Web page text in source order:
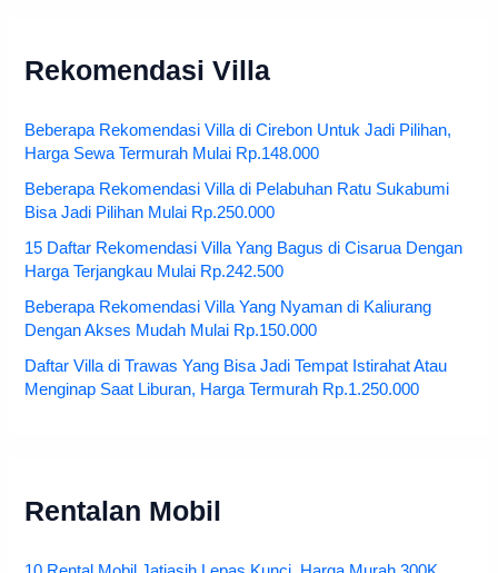
Rekomendasi Villa
Beberapa Rekomendasi Villa di Cirebon Untuk Jadi Pilihan,
Harga Sewa Termurah Mulai Rp.148.000
Beberapa Rekomendasi Villa di Pelabuhan Ratu Sukabumi
Bisa Jadi Pilihan Mulai Rp.250.000
15 Daftar Rekomendasi Villa Yang Bagus di Cisarua Dengan
Harga Terjangkau Mulai Rp.242.500
Beberapa Rekomendasi Villa Yang Nyaman di Kaliurang
Dengan Akses Mudah Mulai Rp.150.000
Daftar Villa di Trawas Yang Bisa Jadi Tempat Istirahat Atau
Menginap Saat Liburan, Harga Termurah Rp.1.250.000
Rentalan Mobil